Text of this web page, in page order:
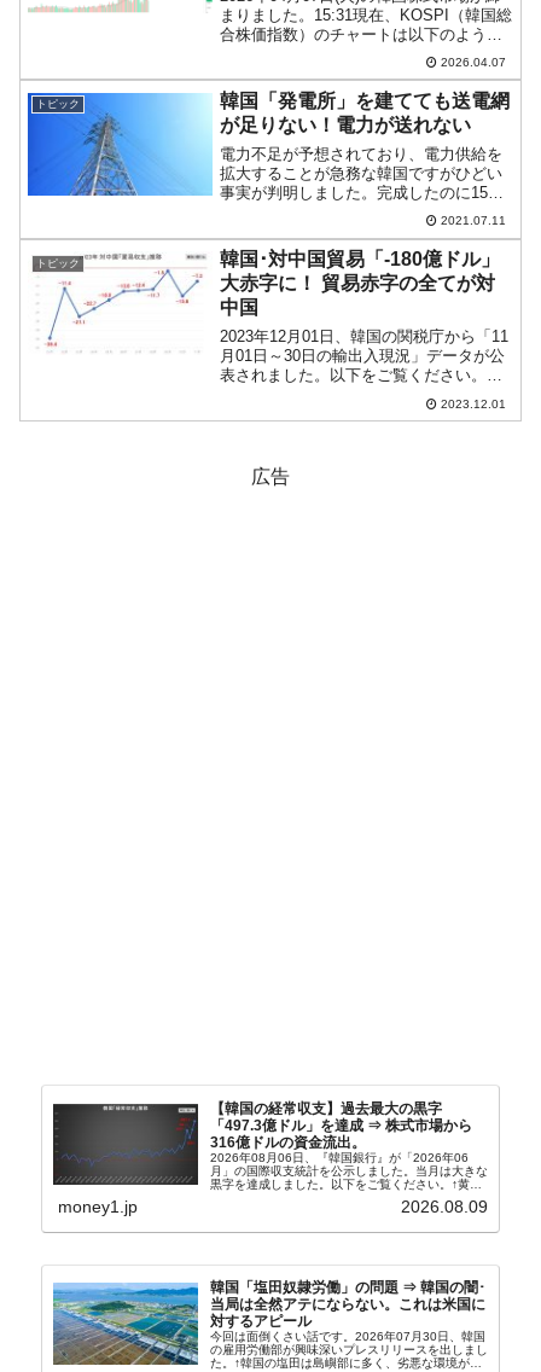
まりました。15:31現在、KOSPI（韓国総
合株価指数）のチャートは以下のように
『Investing.com』より引用）。陰線で終
わりました。一応前日終値よりは上なの
で...
2026.04.07
トピック
韓国「発電所」を建てても送電網
が足りない！電力が送れない
電力不足が予想されており、電力供給を
拡大することが急務な韓国ですがひどい
事実が判明しました。完成したのに15カ
月も放置されていたハヌル原子力発電所
「新1号機」に条件付きながら稼働許可が
出ましたし※、太陽光・風力発電施設を
拡充しているにもかか...
2021.07.11
トピック
韓国･対中国貿易「-180億ドル」
大赤字に！ 貿易赤字の全てが対
中国
2023年12月01日、韓国の関税庁から「11
月01日～30日の輸出入現況」データが公
表されました。以下をご覧ください。
2023年11月輸出：557億9,900万ドル
（7.8％）輸入：520億ドル（-11.6％）貿
2023.12.01
広告
【韓国の経常収支】過去最大の黒字
「497.3億ドル」を達成 ⇒ 株式市場から
316億ドルの資金流出。
2026年08月06日、『韓国銀行』が「2026年06
月」の国際収支統計を公示しました。当月は大きな
黒字を達成しました。以下をご覧ください。↑黄色
の経常収支です。2026年06月貿易収支：4...
money1.jp 2026.08.09
韓国「塩田奴隷労働」の問題 ⇒ 韓国の闇･
当局は全然アテにならない。これは米国に
対するアピール
今回は面倒くさい話です。2026年07月30日、韓国
の雇用労働部が興味深いプレスリリースを出しまし
た。↑韓国の塩田は島嶼部に多く、劣悪な環境が一